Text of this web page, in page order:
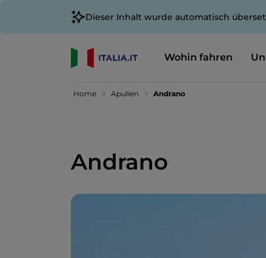
Dieser Inhalt wurde automatisch
Wohin fahren
Home Apulien Andrano
Andrano